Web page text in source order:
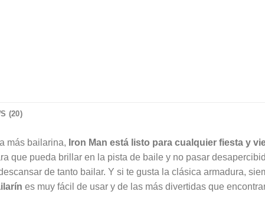
(20)
más bailarina, Iron Man está listo para cualquier fiesta y
que pueda brillar en la pista de baile y no pasar
de tanto bailar. Y si te gusta la clásica armadura,
es muy fácil de usar y de las más divertidas que